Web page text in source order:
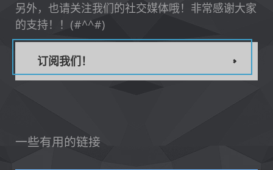
另外，也请关注我们的社交媒体哦！非常感谢大家
的支持！！(#^^#)
订阅我们！
一些有用的链接